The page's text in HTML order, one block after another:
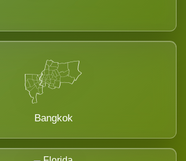
Bangkok